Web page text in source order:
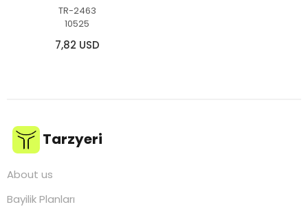
TR-2463
10525
7,82 USD
Tarzyeri
About us
Bayilik Planları